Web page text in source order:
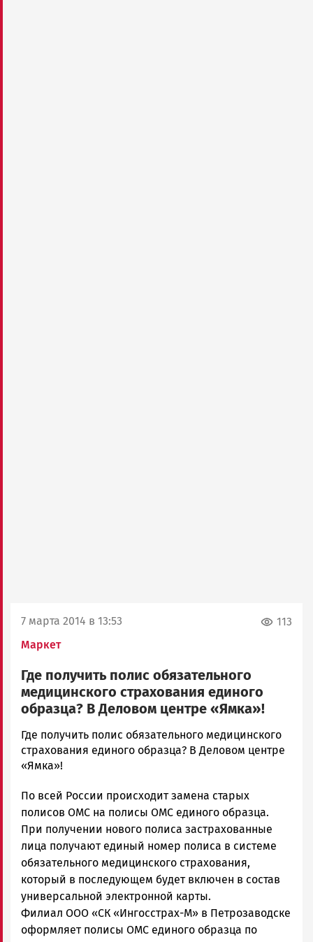
7 марта 2014 в 13:53
Маркет
113
Где получить полис обязательного
медицинского страхования единого
образца? В Деловом центре «Ямка»!
admintimur
Новости
Петрозаводска
Карелии
|
Петрозаводск
ГОВОРИТ
Где получить полис обязательного медицинского
страхования единого образца? В Деловом центре
«Ямка»!
По всей России происходит замена старых
полисов ОМС на полисы ОМС единого образца.
При получении нового полиса застрахованные
лица получают единый номер полиса в системе
обязательного медицинского страхования,
который в последующем будет включен в состав
универсальной электронной карты.
Филиал ООО «СК «Ингосстрах-М» в Петрозаводске
оформляет полисы ОМС единого образца по